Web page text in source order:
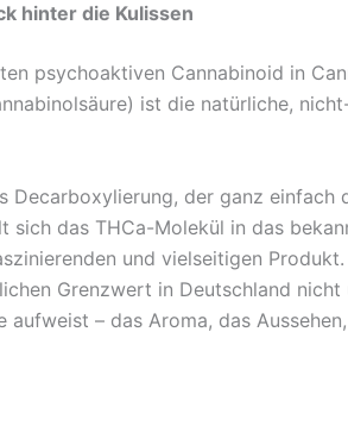
hinter die Kulissen
psychoaktiven Cannabinoid in
ist die natürliche,
Decarboxylierung, der ganz
sich das THCa-Molekül in das
und vielseitigen
Grenzwert in Deutschland
– das Aroma, das